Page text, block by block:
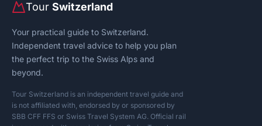
Tour Switzerland
Your practical guide to Switzerland.
Independent travel advice to help you plan
the perfect trip to the Swiss Alps and
beyond.
Tour Switzerland is an independent travel guide and
is not affiliated with, endorsed by or sponsored by
SBB CFF FFS or Swiss Travel System AG. Official rail